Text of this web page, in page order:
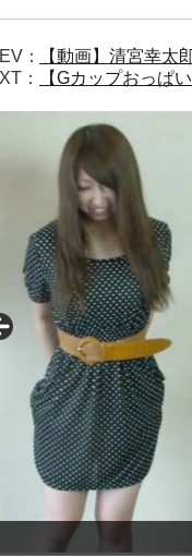
：
【動画】清宮幸
：
【Gカップおっぱ
NMB48